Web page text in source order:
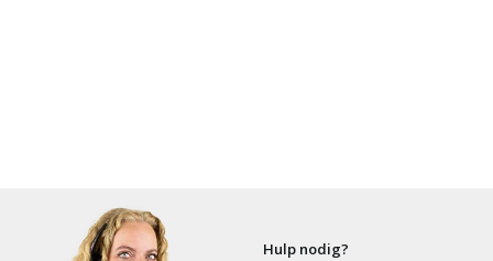
Hulp nodig?